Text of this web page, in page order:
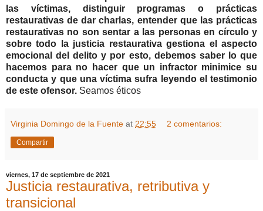
las víctimas, distinguir programas o prácticas
restaurativas de dar charlas, entender que las prácticas
restaurativas no son sentar a las personas en círculo y
sobre todo la justicia restaurativa gestiona el aspecto
emocional del delito y por esto, debemos saber lo que
hacemos para no hacer que un infractor minimice su
conducta y que una víctima sufra leyendo el testimonio
de este ofensor. Seamos éticos
Virginia Domingo de la Fuente at 22:55 2 comentarios:
Compartir
viernes, 17 de septiembre de 2021
Justicia restaurativa, retributiva y
transicional